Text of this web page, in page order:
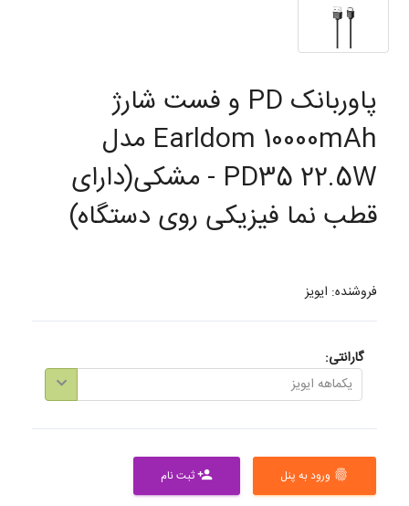
پاوربانک PD و فست شارژ
Earldom 10000mAh مدل
PD35 22.5W - مشکی(دارای
قطب نما فیزیکی روی دستگاه)
فروشنده: ایویز
گارانتی:
یکماهه ایویز
fingerprint ورود به پنل person_addثبت نام